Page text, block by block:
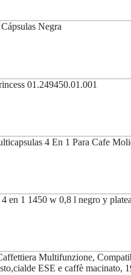
Negra
01.249450.01.001
4 En 1 Para Cafe
4 en 1 1450 w 0,8 l negro y
Multifunzione,
ESE e caffè macinato,